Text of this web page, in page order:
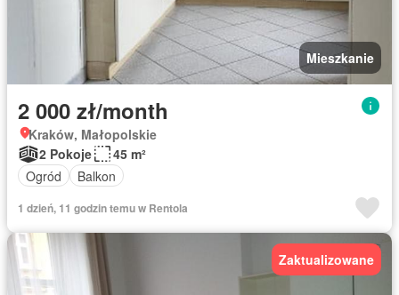
Mieszkanie
2 000 zł/month
Kraków, Małopolskie
2 Pokoje
45 m²
Ogród
Balkon
1 dzień, 11 godzin temu w Rentola
Zaktualizowane